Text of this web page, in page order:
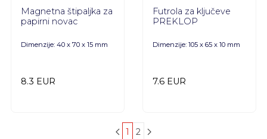
Magnetna štipaljka za
papirni novac
Dimenzije: 40 x 70 x 15 mm
8.3 EUR
Futrola za ključeve
PREKLOP
Dimenzije: 105 x 65 x 10 mm
7.6 EUR
1 2